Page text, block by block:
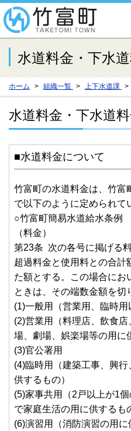
水道料金・下水
ホーム 組織一覧 上下水道課
水道料金・下水道
■水道料金について
竹富町の水道料金は、竹富
で以下のように定められて
○竹富町簡易水道給水条例
（料金）
第23条 次の各号に掲げる
超過料金と使用料との合
た額とする。この場合にお
ときは、その端数金額を切
(1)一般用（営業用、臨時用
(2)営業用（料理店、飲食
場、劇場、娯楽場等の用に
(3)官公署用
(4)臨時用（建築工事、興
供するもの）
(5)家事共用（2戸以上が1
で家庭生活の用に供するも
(6)演習用（消防演習の用に